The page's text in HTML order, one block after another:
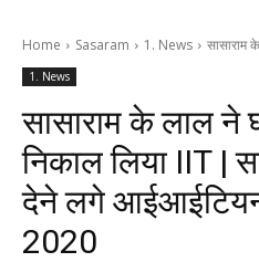
Home Sasaram 1. News सासाराम
1. News
सासाराम के लाल ने
निकाल लिया IIT |
देने लगे
2020